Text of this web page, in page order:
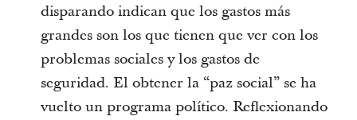
disparando indican que los gastos más
grandes son los que tienen que ver con los
problemas sociales y los gastos de
seguridad. El obtener la “paz social” se ha
vuelto un programa político. Reflexionando